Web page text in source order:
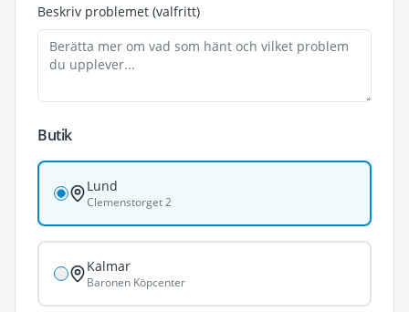
Beskriv problemet (valfritt)
Butik
Lund
Clemenstorget 2
Kalmar
Baronen Köpcenter